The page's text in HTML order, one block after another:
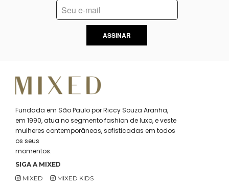
ASSINAR
Fundada em São Paulo por Riccy Souza Aranha,
em 1990, atua no segmento fashion de luxo, e veste
mulheres contemporâneas, sofisticadas em todos
os seus
momentos.
SIGA A MIXED
MIXED
MIXED KIDS